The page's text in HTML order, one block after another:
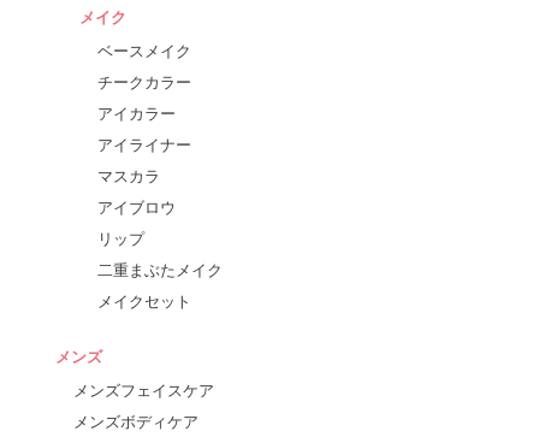
メイク
ベースメイク
チークカラー
アイカラー
アイライナー
マスカラ
アイブロウ
リップ
二重まぶたメイク
メイクセット
メンズ
メンズフェイスケア
メンズボディケア